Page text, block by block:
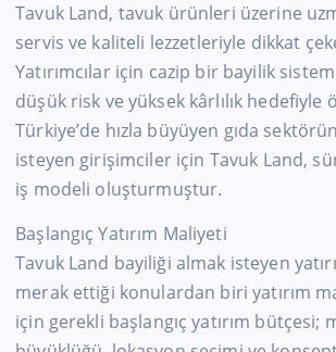
Tavuk Land, tavuk ürünleri üzerine
servis ve kaliteli lezzetleriyle dikkat
Yatırımcılar için cazip bir bayilik
düşük risk ve yüksek kârlılık hedefiyle
Türkiye’de hızla büyüyen gıda
isteyen girişimciler için Tavuk Land,
iş modeli oluşturmuştur.
Başlangıç Yatırım Maliyeti
Tavuk Land bayiliği almak isteyen
merak ettiği konulardan biri yatırım
için gerekli başlangıç yatırım bütçesi;